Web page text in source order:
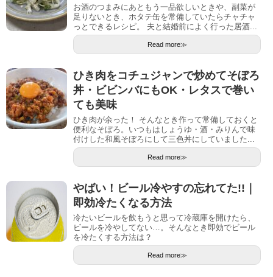
お酒のつまみにあともう一品欲しいときや、副菜が
足りないとき、ホタテ缶を常備していたらチャチャ
っとできるレシピ。 夫と結婚前によく行った居酒...
Read more≫
ひき肉をコチュジャンで炒めてそぼろ
丼・ビビンバにもOK・レタスで巻い
ても美味
ひき肉が余った！ そんなとき作って常備しておくと
便利なそぼろ。いつもはしょうゆ・酒・みりんで味
付けした和風そぼろにして三色丼にしていました...
Read more≫
やばい！ビール冷やすの忘れてた!!｜
即効冷たくなる方法
冷たいビールを飲もうと思って冷蔵庫を開けたら、
ビールを冷やしてない…。そんなとき即効でビール
を冷たくする方法は？
Read more≫